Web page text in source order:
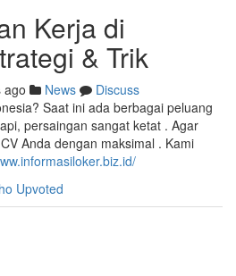
Kerja di
& Trik
ago News
Discuss
Saat ini ada berbagai peluang
persaingan sangat ketat . Agar
Anda dengan maksimal . Kami
Upvoted